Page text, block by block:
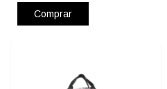
Comprar